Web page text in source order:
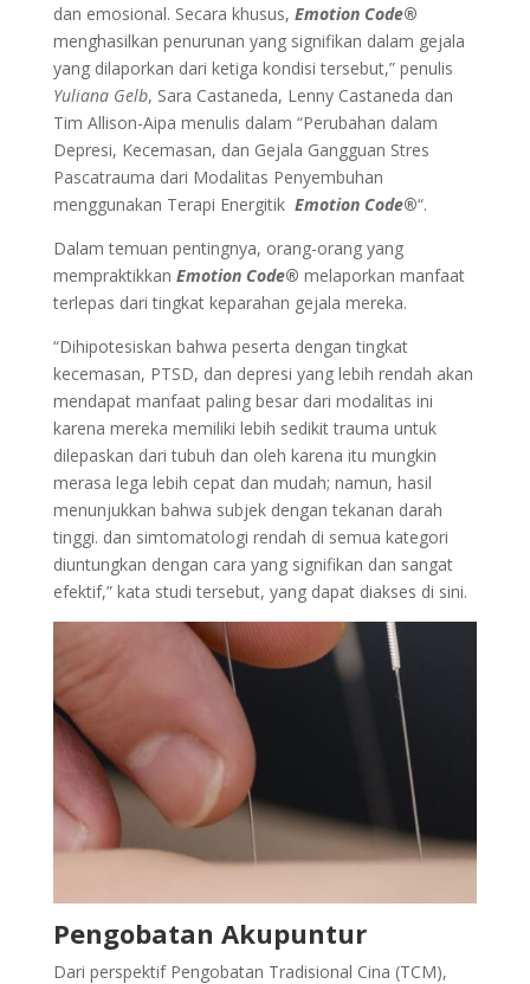
dan emosional. Secara khusus, Emotion Code®
menghasilkan penurunan yang signifikan dalam gejala
yang dilaporkan dari ketiga kondisi tersebut,” penulis
Yuliana Gelb, Sara Castaneda, Lenny Castaneda dan
Tim Allison-Aipa menulis dalam “Perubahan dalam
Depresi, Kecemasan, dan Gejala Gangguan Stres
Pascatrauma dari Modalitas Penyembuhan
menggunakan Terapi Energitik Emotion Code®“.
Dalam temuan pentingnya, orang-orang yang
mempraktikkan Emotion Code® melaporkan manfaat
terlepas dari tingkat keparahan gejala mereka.
“Dihipotesiskan bahwa peserta dengan tingkat
kecemasan, PTSD, dan depresi yang lebih rendah akan
mendapat manfaat paling besar dari modalitas ini
karena mereka memiliki lebih sedikit trauma untuk
dilepaskan dari tubuh dan oleh karena itu mungkin
merasa lega lebih cepat dan mudah; namun, hasil
menunjukkan bahwa subjek dengan tekanan darah
tinggi. dan simtomatologi rendah di semua kategori
diuntungkan dengan cara yang signifikan dan sangat
efektif,” kata studi tersebut, yang dapat diakses di sini.
Pengobatan Akupuntur
Dari perspektif Pengobatan Tradisional Cina (TCM),